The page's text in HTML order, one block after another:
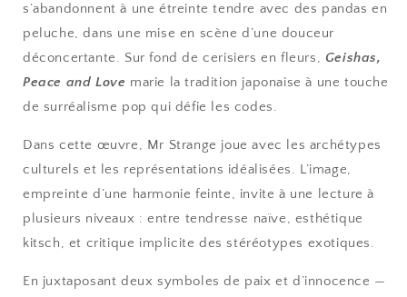
s’abandonnent à une étreinte tendre avec des pandas en
peluche, dans une mise en scène d’une douceur
déconcertante. Sur fond de cerisiers en fleurs, Geishas,
Peace and Love marie la tradition japonaise à une touche
de surréalisme pop qui défie les codes.
Dans cette œuvre, Mr Strange joue avec les archétypes
culturels et les représentations idéalisées. L’image,
empreinte d’une harmonie feinte, invite à une lecture à
plusieurs niveaux : entre tendresse naïve, esthétique
kitsch, et critique implicite des stéréotypes exotiques.
En juxtaposant deux symboles de paix et d’innocence —